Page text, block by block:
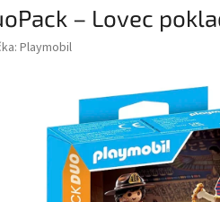
– Lovec
Playmobil